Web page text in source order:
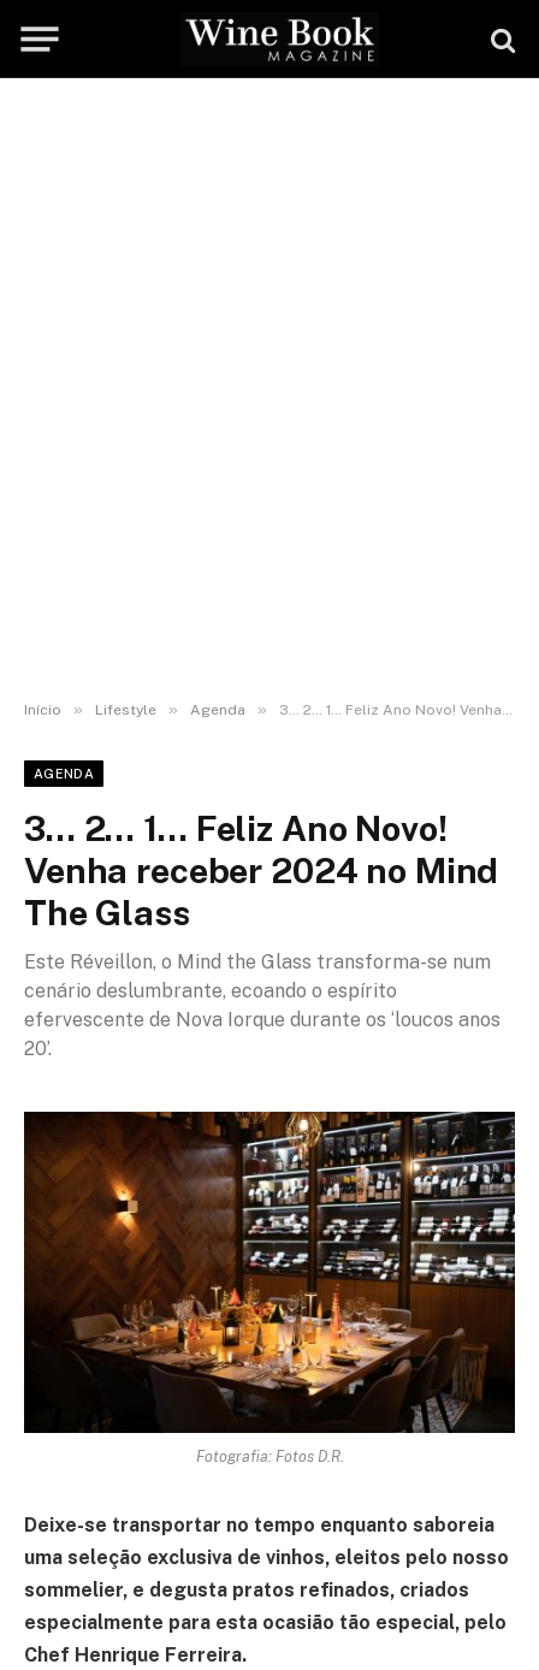
Início » Lifestyle » Agenda » 3… 2… 1… Feliz Ano Novo! Venha receber 2024 no Mind The Glass
AGENDA
3… 2… 1… Feliz Ano Novo!
Venha receber 2024 no Mind
The Glass
Este Réveillon, o Mind the Glass transforma-se num
cenário deslumbrante, ecoando o espírito
efervescente de Nova Iorque durante os ‘loucos anos
20’.
Fotografia: Fotos D.R.
Deixe-se transportar no tempo enquanto saboreia
uma seleção exclusiva de vinhos, eleitos pelo nosso
sommelier, e degusta pratos refinados, criados
especialmente para esta ocasião tão especial, pelo
Chef Henrique Ferreira.